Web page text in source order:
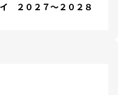
２０２７～２０２８